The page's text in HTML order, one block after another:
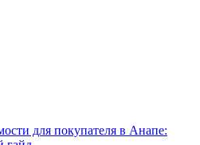
для покупателя в Анапе: